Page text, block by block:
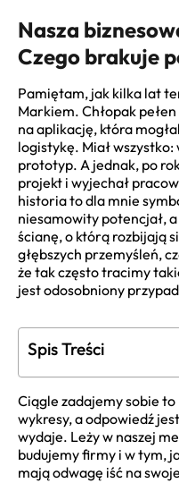
Nasza
Czego brakuje
Pamiętam, jak kilka lat
Markiem. Chłopak
na aplikację, która
logistykę. Miał
prototyp. A jednak, po
projekt i wyjechał
historia to dla mnie
niesamowity potencjał,
ścianę, o którą rozbijają
głębszych przemyśleń,
że tak często tracimy
jest odosobniony
Spis Treści
Ciągle zadajemy sobie
wykresy, a odpowiedź
wydaje. Leży w naszej
budujemy firmy i w tym,
mają odwagę iść na